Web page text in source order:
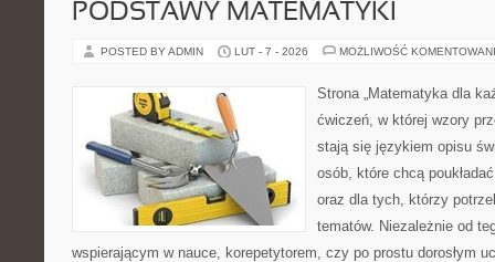
PODSTAWY MATEMATYKI
POSTED BY ADMIN LUT - 7 - 2026 MOŻLIWOŚĆ
Strona „Matematyka dla
ćwiczeń, w której wzory
stają się językiem opisu
osób, które chcą
oraz dla tych, którzy
tematów. Niezależnie od
wspierającym w nauce, korepetytorem, czy po prostu dorosłym